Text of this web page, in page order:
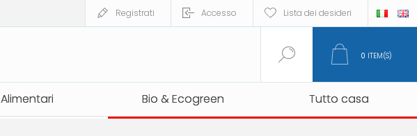
Registrati Accesso Lista dei desideri
Alimentari Bio & Ecogreen Tutto casa
Alimentari Bio & Ecogreen Tutto casa
0 ITEM(S)